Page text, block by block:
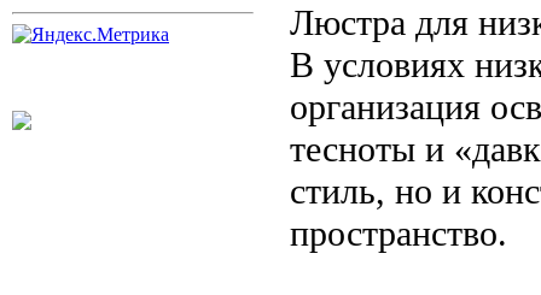
Люстра для
В условиях
организация
тесноты и
стиль, но и
пространство.